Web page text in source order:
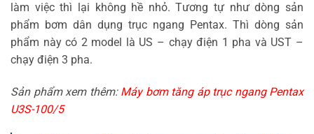
làm việc thì lại không hề nhỏ. Tương tự như dòng sản
phẩm bơm dân dụng trục ngang Pentax. Thì dòng sản
phẩm này có 2 model là US – chạy điện 1 pha và UST –
chạy điện 3 pha.
Sản phẩm xem thêm: Máy bơm tăng áp trục ngang Pentax
U3S-100/5